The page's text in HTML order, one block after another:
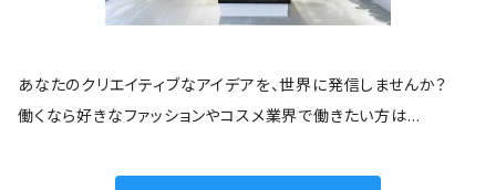
あなたのクリエイティブなアイデアを、世界に発信しませんか？
働くなら好きなファッションやコスメ業界で働きたい方は…